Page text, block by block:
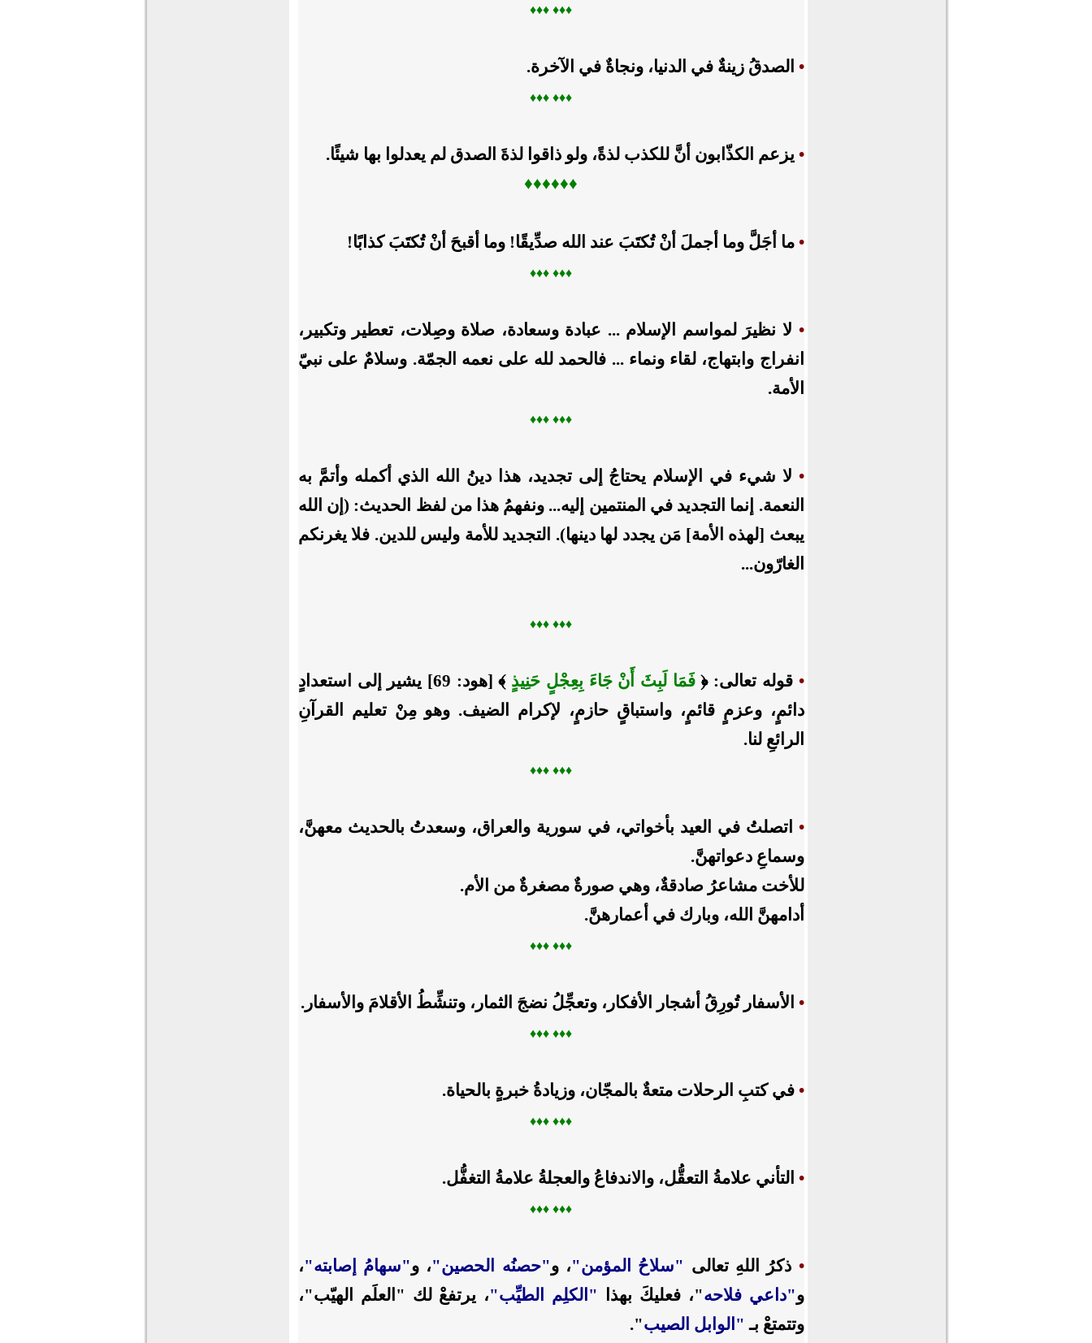
♦♦
♦ ♦
♦♦
• الصدقُ زينةٌ في الدنيا، ونجاةٌ في الآخرة.
♦♦
♦ ♦
♦♦
• يزعم الكذّابون أنَّ للكذب لذةً، ولو ذاقوا لذةَ الصدق لم يعدلوا بها شيئًا.
♦♦
♦♦
♦♦
•ما أجَلَّ وما أجملَ أنْ تُكتَبَ عند الله صدِّيقًا! وما أقبحَ أنْ تُكتَبَ كذابًا!
♦♦
♦ ♦
♦♦
• لا نظيرَ لمواسم الإسلام ... عبادة وسعادة، صلاة وصِلات، تعطير وتكبير،
انفراج وابتهاج، لقاء ونماء ... فالحمد لله على نعمه الجمّة. وسلامٌ على نبيّ
الأمة.
♦♦
♦ ♦
♦♦
• لا شيء في الإسلام يحتاجُ إلى تجديد، هذا دينُ الله الذي أكمله وأتمَّ به
النعمة. إنما التجديد في المنتمين إليه... ونفهمُ هذا من لفظ الحديث: (إن الله
يبعث [لهذه الأمة] مَن يجدد لها دينها). التجديد للأمة وليس للدين. فلا يغرنكم
الغارّون...
♦♦
♦ ♦
♦♦
•قوله تعالى: ﴿فَمَا لَبِثَ أَنْ جَاءَ بِعِجْلٍ حَنِيذٍ
﴾ [هود: 69] يشير إلى استعدادٍ
دائمٍ، وعزمٍ قائمٍ، واستباقٍ حازمٍ، لإكرام الضيف. وهو مِنْ تعليم القرآنِ
الرائعِ لنا.
♦♦
♦ ♦
♦♦
• اتصلتُ في العيد بأخواتي، في سورية والعراق، وسعدتُ بالحديث معهنَّ،
وسماعِ دعواتهنَّ.
للأخت مشاعرُ صادقةٌ، وهي صورةٌ مصغرةٌ من الأم.
أدامهنَّ الله، وبارك في أعمارهنَّ.
♦♦
♦ ♦
♦♦
• الأسفار تُورِقُ أشجار الأفكار، وتعجِّلُ نضجَ الثمار، وتنشِّطُ الأقلامَ والأسفار.
♦♦
♦ ♦
♦♦
•في كتبِ الرحلات متعةٌ بالمجّان، وزيادةُ خبرةٍ بالحياة.
♦♦
♦ ♦
♦♦
• التأني علامةُ التعقُّل، والاندفاعُ والعجلةُ علامةُ التغفُّل.
♦♦
♦ ♦
♦♦
• ذكرُ اللهِ تعالى "سلاحُ المؤمن"، و"حصنُه الحصين"، و"سهامُ إصابته"،
و"داعي فلاحه"، فعليكَ بهذا "الكلِم الطيِّب"، يرتفعْ لك "العلَم الهيّب"،
وتتمتعْ بـ "الوابل الصيب".